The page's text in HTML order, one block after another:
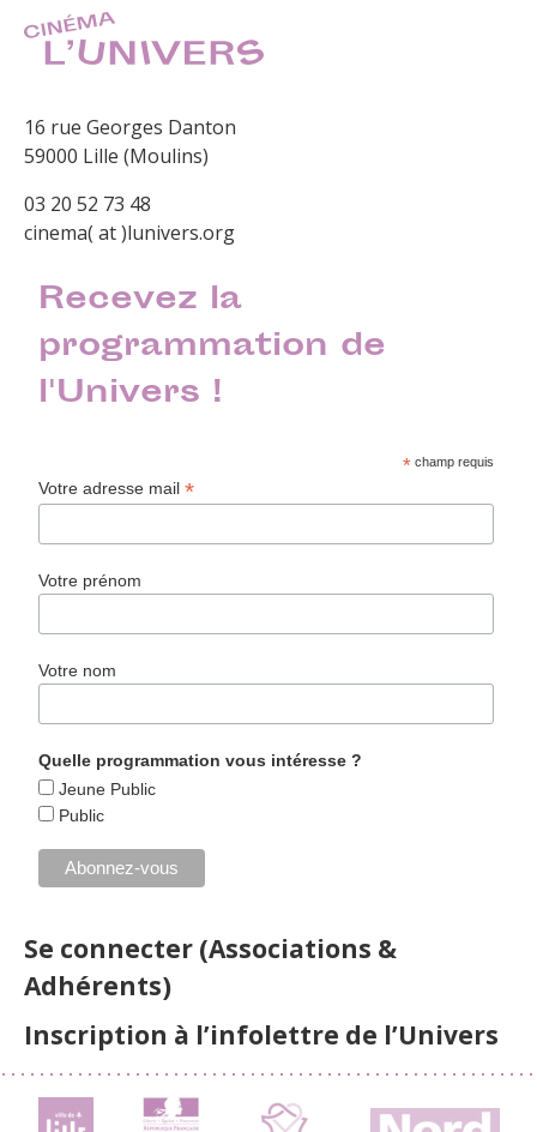
16 rue Georges Danton
59000 Lille (Moulins)
03 20 52 73 48
cinema( at )lunivers.org
Recevez la
programmation de
l'Univers !
* champ requis
Votre adresse mail*
Votre prénom
Votre nom
Quelle programmation vous intéresse ?
Jeune Public
Public
Se connecter (Associations &
Adhérents)
Inscription à l’infolettre de l’Univers